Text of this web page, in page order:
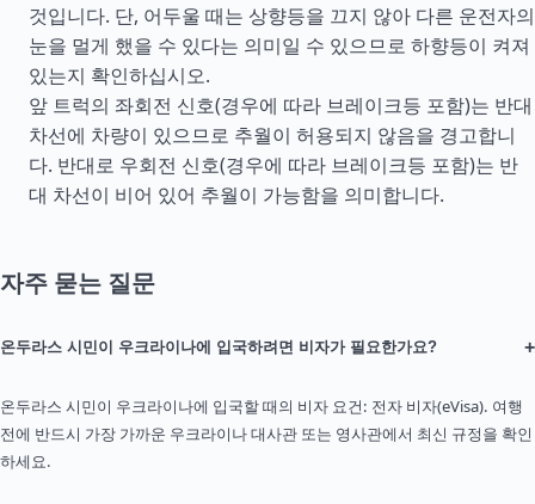
것입니다. 단, 어두울 때는 상향등을 끄지 않아 다른 운전자의
눈을 멀게 했을 수 있다는 의미일 수 있으므로 하향등이 켜져
있는지 확인하십시오.
앞 트럭의 좌회전 신호(경우에 따라 브레이크등 포함)는 반대
차선에 차량이 있으므로 추월이 허용되지 않음을 경고합니
다. 반대로 우회전 신호(경우에 따라 브레이크등 포함)는 반
대 차선이 비어 있어 추월이 가능함을 의미합니다.
자주 묻는 질문
온두라스 시민이 우크라이나에 입국하려면 비자가 필요한가요? +
온두라스 시민이 우크라이나에 입국할 때의 비자 요건: 전자 비자(eVisa). 여행
전에 반드시 가장 가까운 우크라이나 대사관 또는 영사관에서 최신 규정을 확인
하세요.